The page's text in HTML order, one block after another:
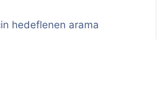
hedeflenen arama